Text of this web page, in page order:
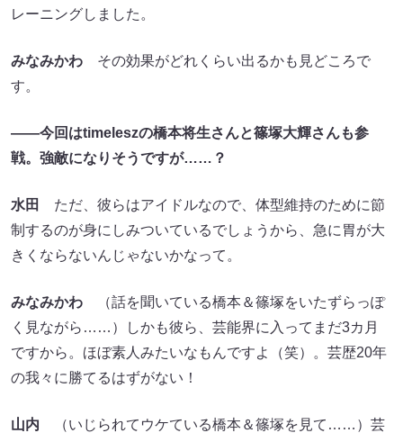
レーニングしました。
みなみかわ その効果がどれくらい出るかも見どころで
す。
――今回はtimeleszの橋本将生さんと篠塚大輝さんも参
戦。強敵になりそうですが……？
水田
ただ、彼らはアイドルなので、体型維持のために節
制するのが身にしみついているでしょうから、急に胃が大
きくならないんじゃないかなって。
みなみかわ （話を聞いている橋本＆篠塚をいたずらっぽ
く見ながら……）しかも彼ら、芸能界に入ってまだ3カ月
ですから。ほぼ素人みたいなもんですよ（笑）。芸歴20年
の我々に勝てるはずがない！
山内 （いじられてウケている橋本＆篠塚を見て……）芸